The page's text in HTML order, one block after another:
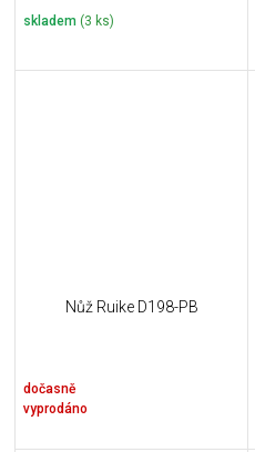
skladem (3 ks)
Nůž Ruike D198-PB
dočasně
vyprodáno